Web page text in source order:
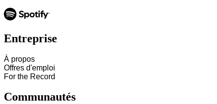
Entreprise
À propos
Offres d'emploi
For the Record
Communautés